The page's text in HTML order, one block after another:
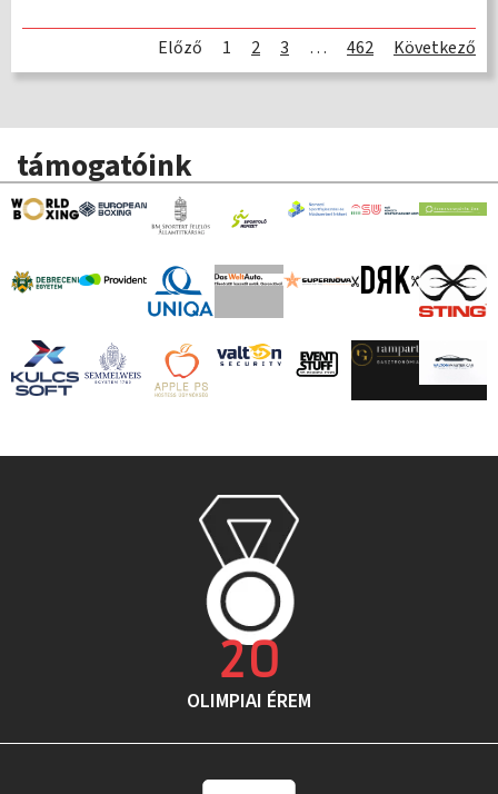
Előző 1 2 3 … 462 Következő
támogatóink
OLIMPIAI ÉREM
20